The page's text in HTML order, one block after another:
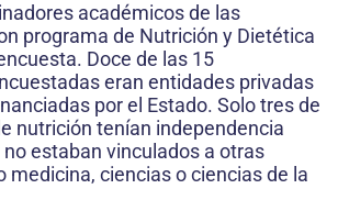
académicos de las
programa de Nutrición y Dietética
Doce de las 15
eran entidades privadas
por el Estado. Solo tres de
nutrición tenían independencia
estaban vinculados a otras
medicina, ciencias o ciencias de la